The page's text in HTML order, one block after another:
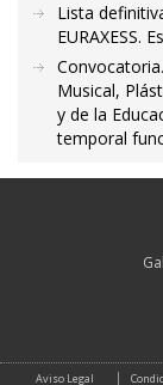
Lista
EURAXESS.
Musical,
y de la
temporal
Aviso Legal